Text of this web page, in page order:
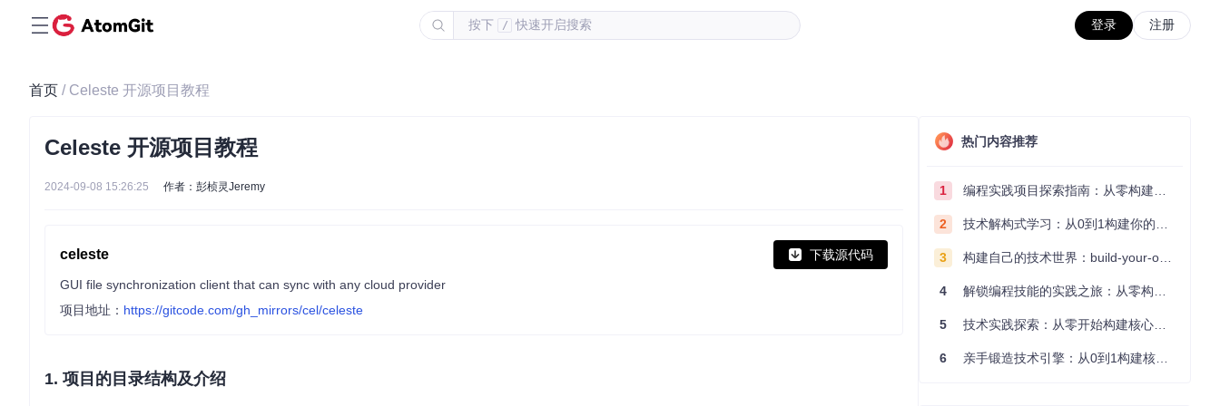
按下 / 快速开启搜索 登录 注册
首页 / Celeste 开源项目教程
Celeste 开源项目教程
2024-09-08 15:26:25 作者：彭桢灵Jeremy
celeste 下载源代码
GUI file synchronization client that can sync with any cloud provider
项目地址： https://gitcode.com/gh_mirrors/cel/celeste
1. 项目的目录结构及介绍
热门内容推荐
1 编程实践项目探索指南：从零构建技术能力体系
2 技术解构式学习：从0到1构建你的编程知识体系
3 构建自己的技术世界：build-your-own-x项目的实践探索指南
4 解锁编程技能的实践之旅：从零构建你的技术世界
5 技术实践探索：从零开始构建核心系统的实践指南
6 亲手锻造技术引擎：从0到1构建核心系统的实践指南